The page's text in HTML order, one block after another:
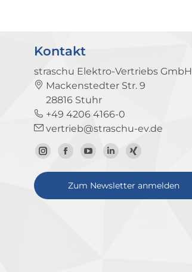
Kontakt
straschu Elektro-Vertriebs GmbH
Mackenstedter Str. 9
28816 Stuhr
+49 4206 4166-0
vertrieb@straschu-ev.de
Zum
Instagram-
Zur
Facebook-
Seite
Zum
YouTube-
Kanal
Zum
LinkedIn-
Profil
Zum
Xing-
Profil
Zum Newsletter anmelden